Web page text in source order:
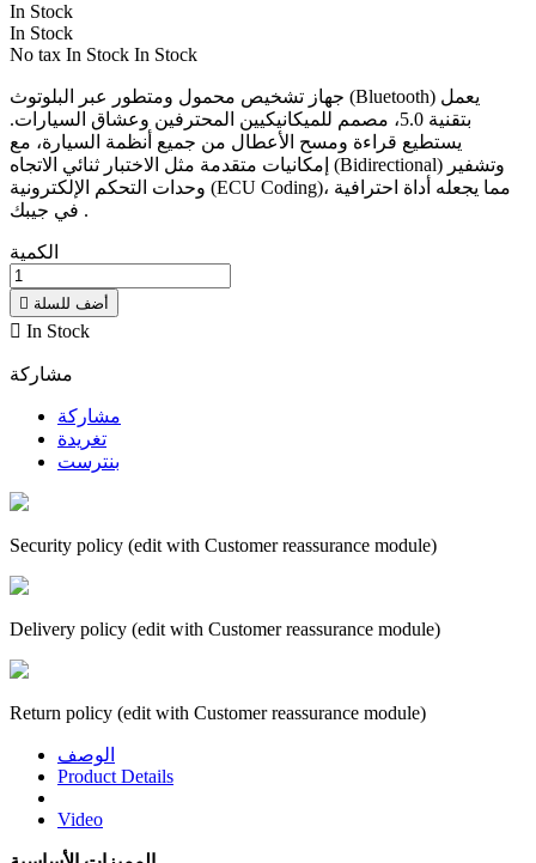
In Stock
In Stock
No tax In Stock In Stock
جهاز تشخيص محمول ومتطور عبر البلوتوث (Bluetooth) يعمل
بتقنية 5.0، مصمم للميكانيكيين المحترفين وعشاق السيارات.
يستطيع قراءة ومسح الأعطال من جميع أنظمة السيارة، مع
إمكانيات متقدمة مثل الاختبار ثنائي الاتجاه (Bidirectional) وتشفير
وحدات التحكم الإلكترونية (ECU Coding)، مما يجعله أداة احترافية
في جيبك .
الكمية
 أضف للسلة
 In Stock
مشاركة
مشاركة
تغريدة
بنترست
Security policy (edit with Customer reassurance module)
Delivery policy (edit with Customer reassurance module)
Return policy (edit with Customer reassurance module)
الوصف
Product Details
Video